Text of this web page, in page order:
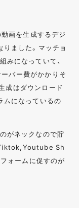
画を生成するデジ
ました。マッチョ
みになっていて、
バー費がかかりそ
成はダウンロード
ムになっているの
がネックなので貯
Sh
ォームに促すのが